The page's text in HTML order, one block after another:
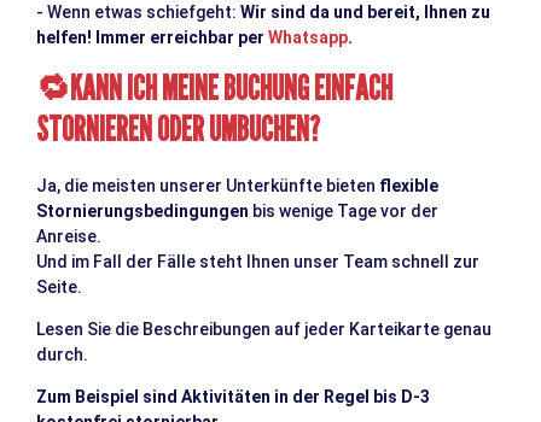
- Wenn etwas schiefgeht: Wir sind da und bereit, Ihnen zu
helfen! Immer erreichbar per Whatsapp.
🔁KANN ICH MEINE BUCHUNG EINFACH
STORNIEREN ODER UMBUCHEN?
Ja, die meisten unserer Unterkünfte bieten flexible
Stornierungsbedingungen bis wenige Tage vor der
Anreise.
Und im Fall der Fälle steht Ihnen unser Team schnell zur
Seite.
Lesen Sie die Beschreibungen auf jeder Karteikarte genau
durch.
Zum Beispiel sind Aktivitäten in der Regel bis D-3